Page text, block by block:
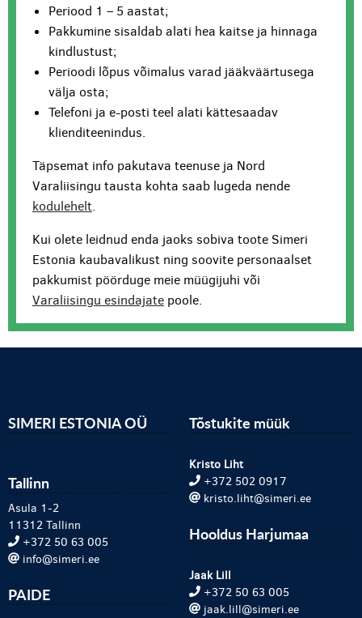
Periood 1 – 5 aastat;
Pakkumine sisaldab alati hea kaitse ja hinnaga
kindlustust;
Perioodi lõpus võimalus varad jääkväärtusega
välja osta;
Telefoni ja e-posti teel alati kättesaadav
klienditeenindus.
Täpsemat info pakutava teenuse ja Nord
Varaliisingu tausta kohta saab lugeda nende
kodulehelt.
Kui olete leidnud enda jaoks sobiva toote Simeri
Estonia kaubavalikust ning soovite personaalset
pakkumist pöörduge meie müügijuhi või
Varaliisingu esindajate poole.
SIMERI ESTONIA OÜ
Tallinn
Asula 1-2
11312 Tallinn
+372 50 63 005
info@simeri.ee
PAIDE
Tõstukite müük
Kristo Liht
+372 502 0917
kristo.liht@simeri.ee
Hooldus Harjumaa
Jaak Lill
+372 50 63 005
jaak.lill@simeri.ee